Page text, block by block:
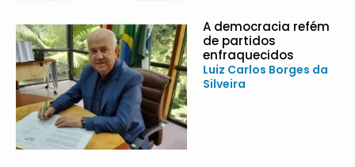
A democracia refém
de partidos
enfraquecidos
Luiz Carlos Borges da
Silveira